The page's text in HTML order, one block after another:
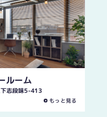
ルーム
志段味5-413
もっと見る